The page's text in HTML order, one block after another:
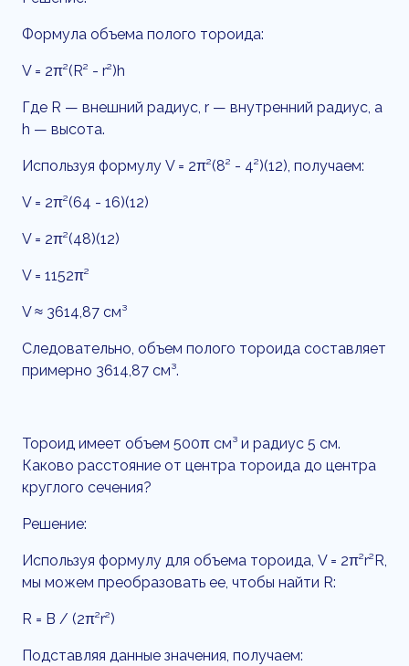
Формула объема полого тороида:
V = 2π²(R² - r²)h
Где R — внешний радиус, r — внутренний радиус, а
h — высота.
Используя формулу V = 2π²(8² - 4²)(12), получаем:
V = 2π²(64 - 16)(12)
V = 2π²(48)(12)
V = 1152π²
V ≈ 3614,87 см³
Следовательно, объем полого тороида составляет
примерно 3614,87 см³.
Тороид имеет объем 500π см³ и радиус 5 см.
Каково расстояние от центра тороида до центра
круглого сечения?
Решение:
Используя формулу для объема тороида, V = 2π²r²R,
мы можем преобразовать ее, чтобы найти R:
R = В / (2π²r²)
Подставляя данные значения, получаем: